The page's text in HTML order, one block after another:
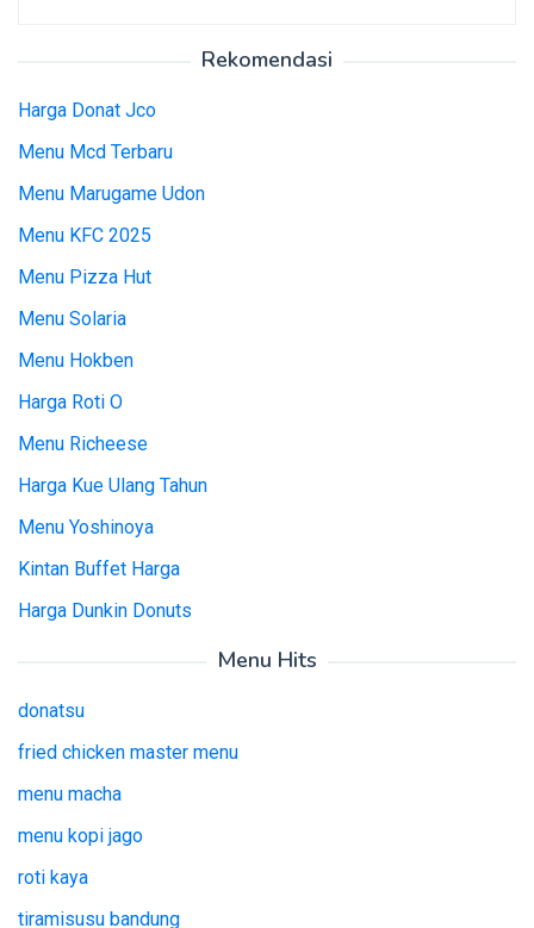
Rekomendasi
Harga Donat Jco
Menu Mcd Terbaru
Menu Marugame Udon
Menu KFC 2025
Menu Pizza Hut
Menu Solaria
Menu Hokben
Harga Roti O
Menu Richeese
Harga Kue Ulang Tahun
Menu Yoshinoya
Kintan Buffet Harga
Harga Dunkin Donuts
Menu Hits
donatsu
fried chicken master menu
menu macha
menu kopi jago
roti kaya
tiramisusu bandung